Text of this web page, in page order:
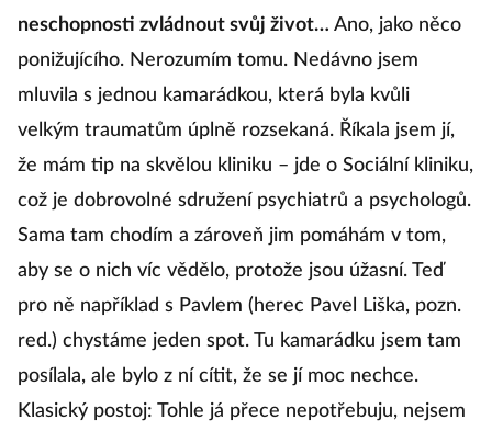
neschopnosti zvládnout svůj život… Ano, jako něco
ponižujícího. Nerozumím tomu. Nedávno jsem
mluvila s jednou kamarádkou, která byla kvůli
velkým traumatům úplně rozsekaná. Říkala jsem jí,
že mám tip na skvělou kliniku – jde o Sociální kliniku,
což je dobrovolné sdružení psychiatrů a psychologů.
Sama tam chodím a zároveň jim pomáhám v tom,
aby se o nich víc vědělo, protože jsou úžasní. Teď
pro ně například s Pavlem (herec Pavel Liška, pozn.
red.) chystáme jeden spot. Tu kamarádku jsem tam
posílala, ale bylo z ní cítit, že se jí moc nechce.
Klasický postoj: Tohle já přece nepotřebuju, nejsem